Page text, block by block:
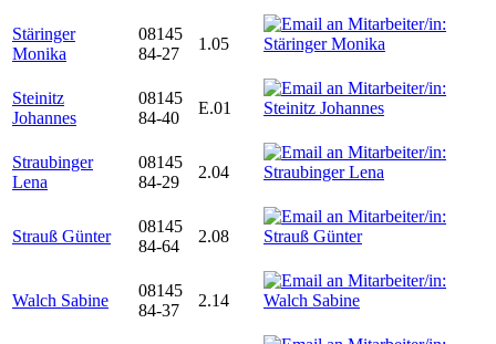
Stäringer
Monika
08145
84-27
1.05
Steinitz
Johannes
08145
84-40
E.01
Straubinger
Lena
08145
84-29
2.04
Strauß Günter
08145
84-64
2.08
Walch Sabine
08145
84-37
2.14